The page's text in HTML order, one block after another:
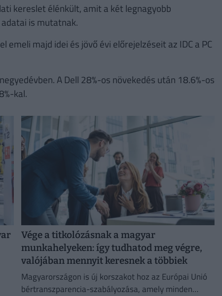
kereslet élénkült, amit a két legnagyobb
is mutatnak.
majd idei és jövő évi előrejelzéseit az IDC a PC
A Dell 28%-os növekedés után 18.6%-os
kal.
Vége a titkolózásnak a magyar
munkahelyeken: így tudhatod meg végre,
valójában mennyit keresnek a többiek
Magyarországon is új korszakot hoz az Európai Unió
bértranszparencia-szabályozása, amely minden